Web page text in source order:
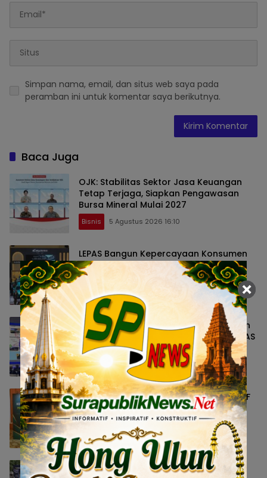
Simpan nama, email, dan situs web saya pada
peramban ini untuk komentar saya berikutnya.
Baca Juga
OJK: Stabilitas Sektor Jasa Keuangan
Tetap Terjaga, Siapkan Pengawasan
Bursa Mineral Mulai 2027
Bisnis 5 Agustus 2026 16:10
LEPAS Bangun Kepercayaan Konsumen
Indonesia lewat Pengalaman
Berkendara hingga Layanan Purnajual
Bisnis 5 Agustus 2026 14:23
FIFGROUP Perluas Edukasi Keselamatan
Berkendara Lewat Program FABL di GIIAS
2026
Nasional 5 Agustus 2026 14:19
GAIKINDO Serahkan Kepemimpinan AAF
kepada Malaysia, Perkuat Kolaborasi
Industri Otomotif ASEAN
Bisnis 5 Agustus 2026 13:54
BYD Edukasi Teknologi Dual Mode